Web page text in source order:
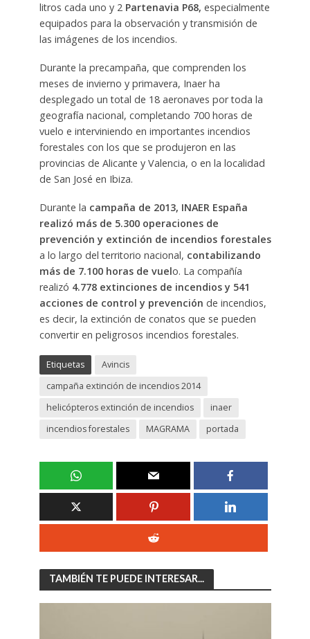
litros cada uno y 2Partenavia P68, especialmente
equipados para la observación y transmisión de
las imágenes de los incendios.
Durante la precampaña, que comprenden los
meses de invierno y primavera, Inaer ha
desplegado un total de 18 aeronaves por toda la
geografía nacional, completando 700 horas de
vuelo e interviniendo en importantes incendios
forestales con los que se produjeron en las
provincias de Alicante y Valencia, o en la localidad
de San José en Ibiza.
Durante la campaña de 2013, INAER España
realizó más de 5.300 operaciones de
prevención y extinción de incendios forestales
a lo largo del territorio nacional, contabilizando
más de 7.100 horas de vuelo. La compañía
realizó 4.778 extinciones de incendios y 541
acciones de control y prevención de incendios,
es decir, la extinción de conatos que se pueden
convertir en peligrosos incendios forestales.
Etiquetas
Avincis
campaña extinción de incendios 2014
helicópteros extinción de incendios
inaer
incendios forestales
MAGRAMA portada
TAMBIÉN TE PUEDE INTERESAR...